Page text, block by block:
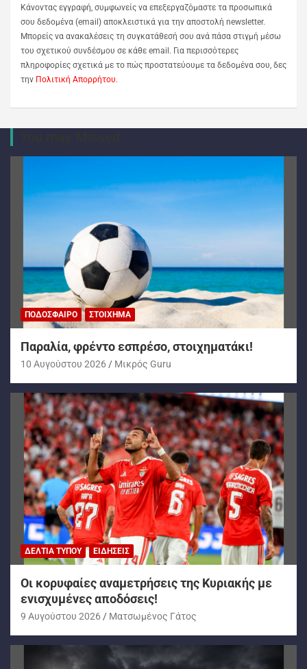
Κάνοντας εγγραφή, συμφωνείς να επεξεργαζόμαστε τα προσωπικά
σου δεδομένα (email) αποκλειστικά για την αποστολή newsletter.
Μπορείς να ανακαλέσεις τη συγκατάθεσή σου ανά πάσα στιγμή μέσω
του σχετικού συνδέσμου σε κάθε email. Για περισσότερες
πληροφορίες σχετικά με το πώς προστατεύουμε τα δεδομένα σου, δες
την Πολιτική Απορρήτου.
ΠΟΔΌΣΦΑΙΡΟ ΣΤΟΊΧΗΜΑ
Παραλία, φρέντο εσπρέσο, στοιχηματάκι!
10 Αυγούστου 2026 Mικρός Guru
ΔΕΛΤΊΑ ΤΎΠΟΥ ΕΙΔΉΣΕΙΣ
Oι κορυφαίες αναμετρήσεις της Κυριακής με
ενισχυμένες αποδόσεις!
9 Αυγούστου 2026 Ματσωμένος Γάτος